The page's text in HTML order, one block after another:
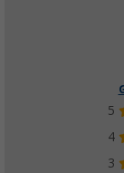
5
4
3